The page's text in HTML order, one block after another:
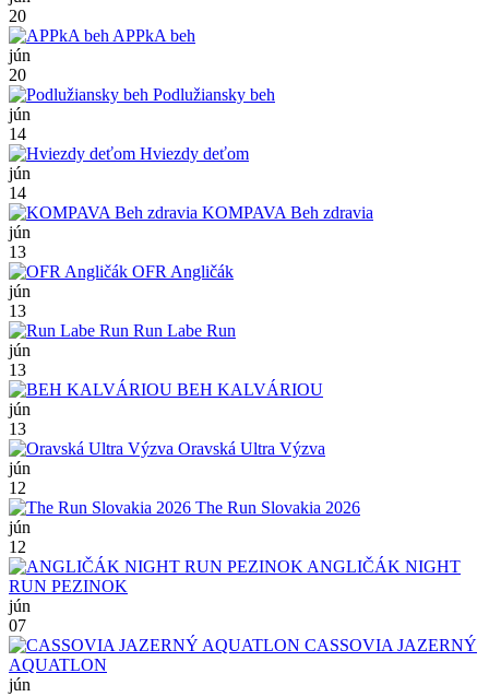
20
APPkA beh
jún
20
Podlužiansky beh
jún
14
Hviezdy deťom
jún
14
KOMPAVA Beh zdravia
jún
13
OFR Angličák
jún
13
Run Labe Run
jún
13
BEH KALVÁRIOU
jún
13
Oravská Ultra Výzva
jún
12
The Run Slovakia 2026
jún
12
ANGLIČÁK NIGHT
RUN PEZINOK
jún
07
CASSOVIA JAZERNÝ
AQUATLON
jún